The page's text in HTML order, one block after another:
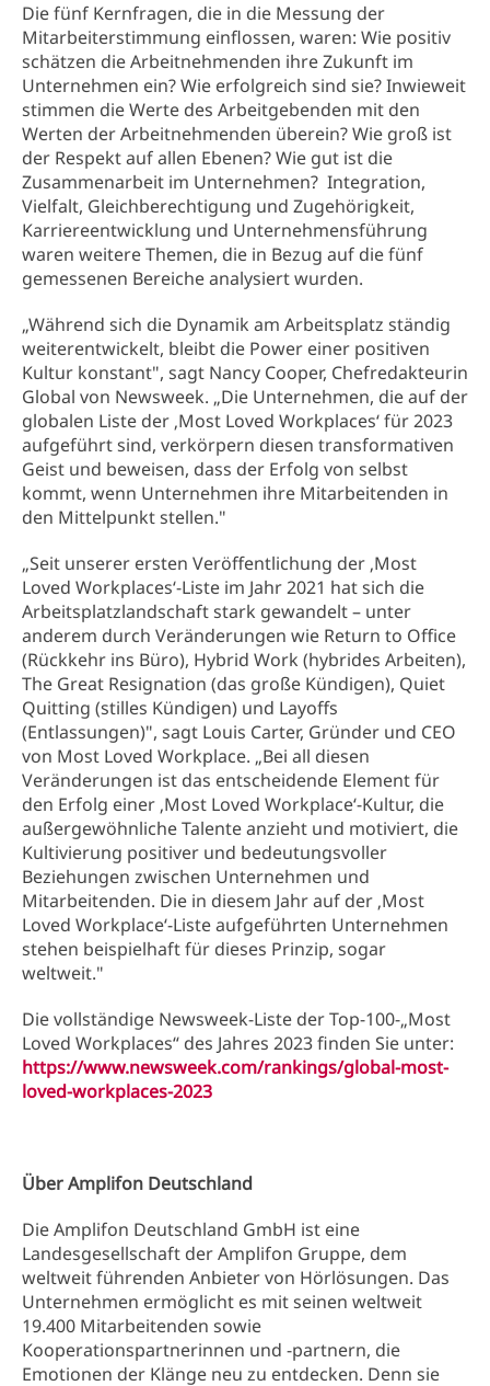
Die fünf Kernfragen, die in die Messung der
Mitarbeiterstimmung einflossen, waren: Wie positiv
schätzen die Arbeitnehmenden ihre Zukunft im
Unternehmen ein? Wie erfolgreich sind sie? Inwieweit
stimmen die Werte des Arbeitgebenden mit den
Werten der Arbeitnehmenden überein? Wie groß ist
der Respekt auf allen Ebenen? Wie gut ist die
Zusammenarbeit im Unternehmen? Integration,
Vielfalt, Gleichberechtigung und Zugehörigkeit,
Karriereentwicklung und Unternehmensführung
waren weitere Themen, die in Bezug auf die fünf
gemessenen Bereiche analysiert wurden.
„Während sich die Dynamik am Arbeitsplatz ständig
weiterentwickelt, bleibt die Power einer positiven
Kultur konstant", sagt Nancy Cooper, Chefredakteurin
Global von Newsweek. „Die Unternehmen, die auf der
globalen Liste der ‚Most Loved Workplaces‘ für 2023
aufgeführt sind, verkörpern diesen transformativen
Geist und beweisen, dass der Erfolg von selbst
kommt, wenn Unternehmen ihre Mitarbeitenden in
den Mittelpunkt stellen."
„Seit unserer ersten Veröffentlichung der ‚Most
Loved Workplaces‘-Liste im Jahr 2021 hat sich die
Arbeitsplatzlandschaft stark gewandelt – unter
anderem durch Veränderungen wie Return to Office
(Rückkehr ins Büro), Hybrid Work (hybrides Arbeiten),
The Great Resignation (das große Kündigen), Quiet
Quitting (stilles Kündigen) und Layoffs
(Entlassungen)", sagt Louis Carter, Gründer und CEO
von Most Loved Workplace. „Bei all diesen
Veränderungen ist das entscheidende Element für
den Erfolg einer ‚Most Loved Workplace‘-Kultur, die
außergewöhnliche Talente anzieht und motiviert, die
Kultivierung positiver und bedeutungsvoller
Beziehungen zwischen Unternehmen und
Mitarbeitenden. Die in diesem Jahr auf der ‚Most
Loved Workplace‘-Liste aufgeführten Unternehmen
stehen beispielhaft für dieses Prinzip, sogar
weltweit."
Die vollständige Newsweek-Liste der Top-100-„Most
Loved Workplaces“ des Jahres 2023 finden Sie unter:
https://www.newsweek.com/rankings/global-most-
loved-workplaces-2023
Über Amplifon Deutschland
Die Amplifon Deutschland GmbH ist eine
Landesgesellschaft der Amplifon Gruppe, dem
weltweit führenden Anbieter von Hörlösungen. Das
Unternehmen ermöglicht es mit seinen weltweit
19.400 Mitarbeitenden sowie
Kooperationspartnerinnen und -partnern, die
Emotionen der Klänge neu zu entdecken. Denn sie